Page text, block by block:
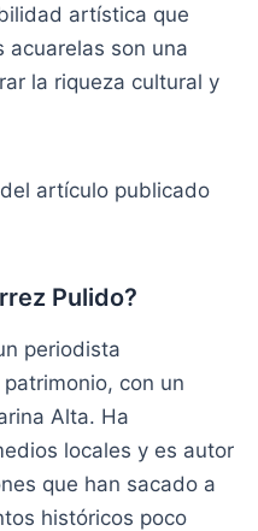
artística que
acuarelas son una
la riqueza cultural y
artículo publicado
Pulido?
periodista
con un
Alta. Ha
locales y es autor
que han sacado a
históricos poco